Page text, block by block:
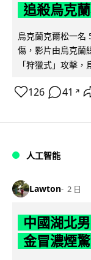
追殺烏克
烏克蘭克爾松一名
傷，影片由烏克蘭
「狩獵式」攻擊，
126 41 ↗
人工智能
Lawton 2 日
中國湖北
金冒濃煙